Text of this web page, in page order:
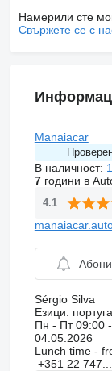
Намерили сте
Свържете се с
Manaiacar
В наличност:
7години в
4.1
Sérgio Silva
Езици:
Пн - Пт09:00
04.05.2026
Lunch time -
+351 22 747...